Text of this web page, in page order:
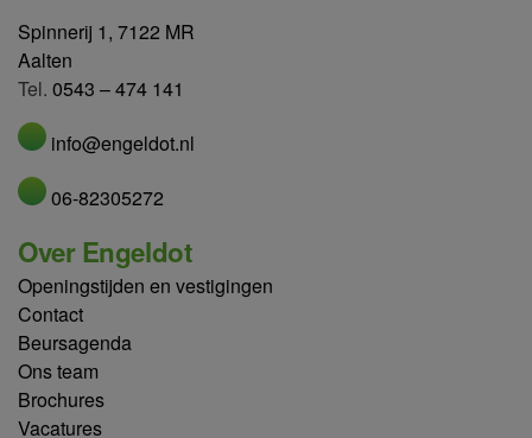
Spinnerij 1, 7122 MR
Aalten
Tel. 0543 – 474 141
info@engeldot.nl
06-82305272
Over Engeldot
Openingstijden en vestigingen
Contact
Beursagenda
Ons team
Brochures
Vacatures